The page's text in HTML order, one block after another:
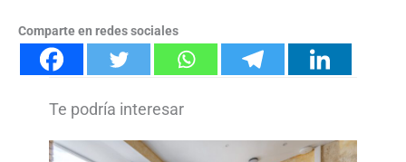
Comparte en redes sociales